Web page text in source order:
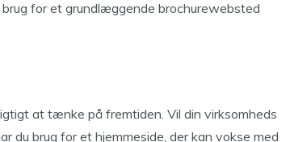
for et grundlæggende brochurewebsted
at tænke på fremtiden. Vil din virksomheds
brug for et hjemmeside, der kan vokse med